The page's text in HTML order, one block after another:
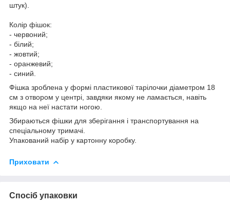
штук).
Колір фішок:
- червоний;
- білий;
- жовтий;
- оранжевий;
- синий.
Фішка зроблена у формі пластикової тарілочки діаметром 18
см з отвором у центрі, завдяки якому не ламається, навіть
якщо на неї настати ногою.
Збираються фішки для зберігання і транспортування на
спеціальному тримачі.
Упакований набір у картонну коробку.
Приховати
Спосіб упаковки